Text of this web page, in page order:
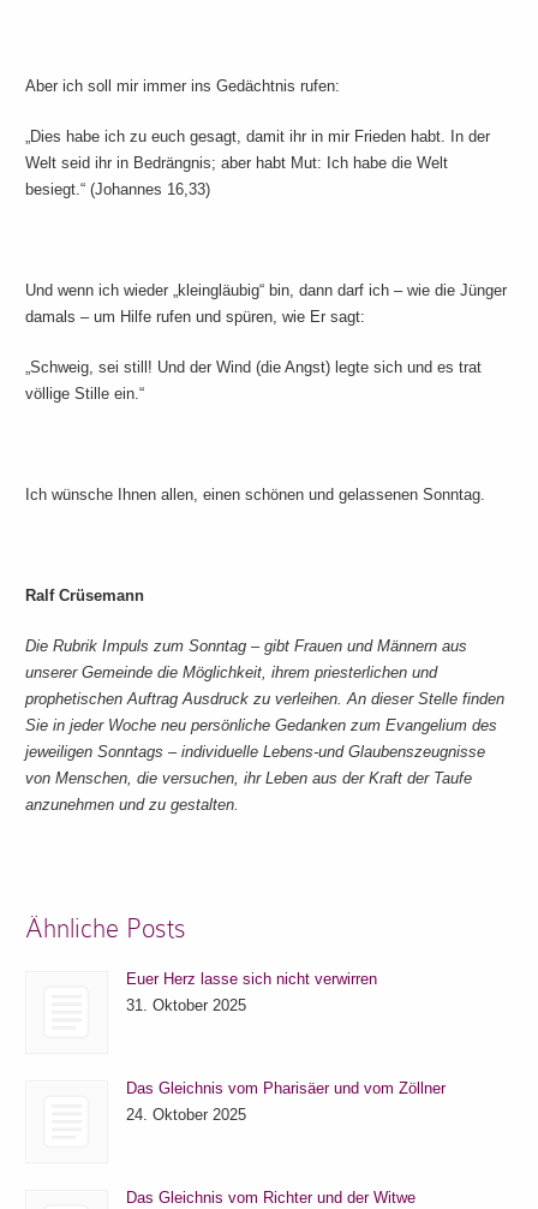
Aber ich soll mir immer ins Gedächtnis rufen:
„Dies habe ich zu euch gesagt, damit ihr in mir Frieden habt. In der
Welt seid ihr in Bedrängnis; aber habt Mut: Ich habe die Welt
besiegt.“ (Johannes 16,33)
Und wenn ich wieder „kleingläubig“ bin, dann darf ich – wie die Jünger
damals – um Hilfe rufen und spüren, wie Er sagt:
„Schweig, sei still! Und der Wind (die Angst) legte sich und es trat
völlige Stille ein.“
Ich wünsche Ihnen allen, einen schönen und gelassenen Sonntag.
Ralf Crüsemann
Die Rubrik Impuls zum Sonntag – gibt Frauen und Männern aus
unserer Gemeinde die Möglichkeit, ihrem priesterlichen und
prophetischen Auftrag Ausdruck zu verleihen. An dieser Stelle finden
Sie in jeder Woche neu persönliche Gedanken zum Evangelium des
jeweiligen Sonntags – individuelle Lebens-und Glaubenszeugnisse
von Menschen, die versuchen, ihr Leben aus der Kraft der Taufe
anzunehmen und zu gestalten.
Ähnliche Posts
Euer Herz lasse sich nicht verwirren
31. Oktober 2025
Das Gleichnis vom Pharisäer und vom Zöllner
24. Oktober 2025
Das Gleichnis vom Richter und der Witwe